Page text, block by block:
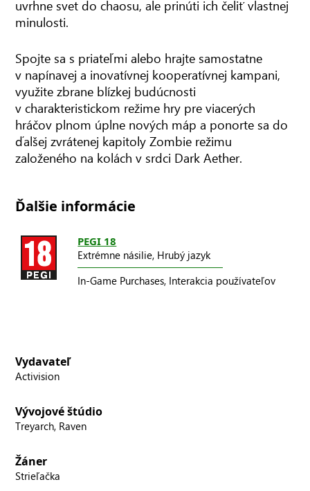
uvrhne svet do chaosu, ale prinúti ich čeliť vlastnej
minulosti.
Spojte sa s priateľmi alebo hrajte samostatne
v napínavej a inovatívnej kooperatívnej kampani,
využite zbrane blízkej budúcnosti
v charakteristickom režime hry pre viacerých
hráčov plnom úplne nových máp a ponorte sa do
ďalšej zvrátenej kapitoly Zombie režimu
založeného na kolách v srdci Dark Aether.
Ďalšie informácie
PEGI 18
Extrémne násilie, Hrubý jazyk
In-Game Purchases, Interakcia používateľov
Vydavateľ
Activision
Vývojové štúdio
Treyarch, Raven
Žáner
Strieľačka